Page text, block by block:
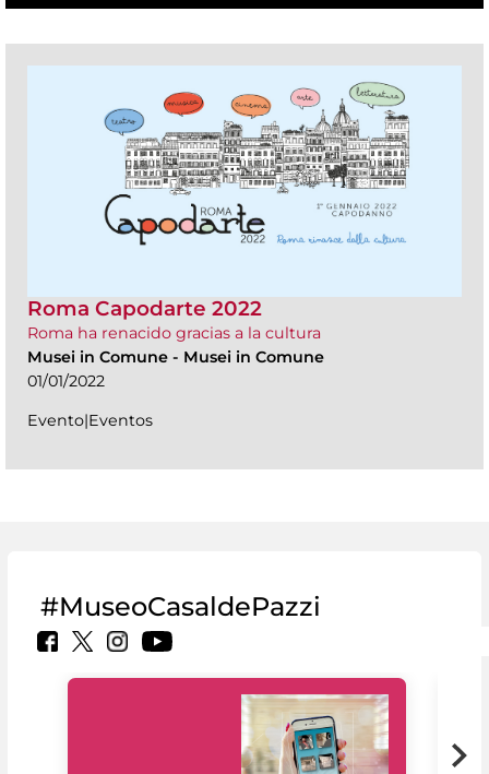
Roma Capodarte 2022
Roma ha renacido gracias a la cultura
Musei in Comune - Musei in Comune
01/01/2022
Evento|Eventos
#MuseoCasaldePazzi